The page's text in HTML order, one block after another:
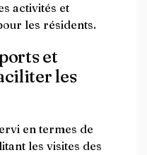
activités et
les résidents.
et
les
en termes de
les visites des